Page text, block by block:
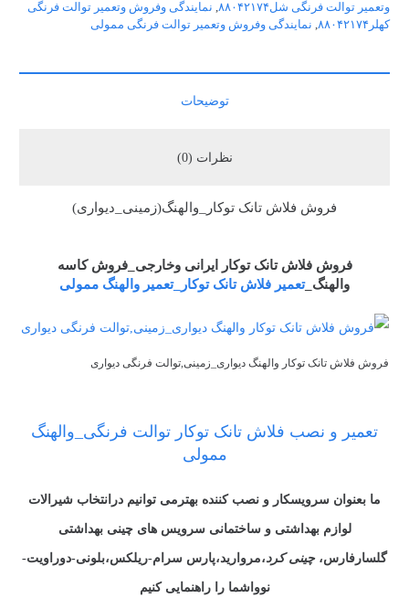
وتعمیر توالت فرنگی شل۸۸۰۴۲۱۷۴
, نمایندگی وفروش وتعمیر توالت فرنگی
کهلر۸۸۰۴۲۱۷۴
, نمایندگی وفروش وتعمیر توالت فرنگی ممولی
توضیحات
نظرات (0)
فروش فلاش تانک توکار_والهنگ(زمینی_دیواری)
فروش فلاش تانک توکار ایرانی وخارجی_فروش کاسه
والهنگ_تعمیر فلاش تانک توکار_تعمیر والهنگ ممولی
فروش فلاش تانک توکار والهنگ دیواری_زمینی,توالت فرنگی دیواری
تعمیر و نصب فلاش تانک توکار توالت فرنگی_والهنگ
ممولی
ما بعنوان سرویسکار و نصب کننده بهترمی توانیم درانتخاب شیرالات
لوازم بهداشتی و ساختمانی سرویس های چینی بهداشتی
گلسارفارس، چینی کرد،مروارید،پارس سرام-ریلکس،بلونی-دوراویت-
نوواشما را راهنمایی کنیم